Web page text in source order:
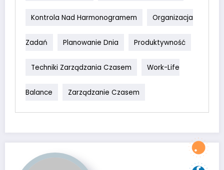
Kontrola Nad Harmonogramem Organizacja
Zadań Planowanie Dnia Produktywność
Techniki Zarządzania Czasem Work-Life
Balance Zarządzanie Czasem